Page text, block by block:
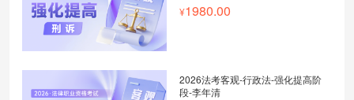
1980.00
2026法考客观-行政法-强化提高阶
段-李年清